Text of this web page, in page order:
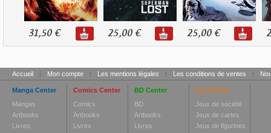
31,50 € 25,00 € 25,00 €
Accueil | Mon compte | Les mentions légales | Les conditions de ventes |
Manga Center
Mangas
Artbooks
Livres
Comics Center
Comics
Artbooks
Livres
BD Center
BD
Artbooks
Livres
Toy Center
Jeux de société
Jeux de cartes
Jeux de figurines